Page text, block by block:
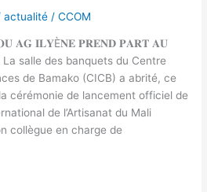
actualité /CCOM
𝐀𝐆 𝐈𝐋𝐘È𝐍𝐄 𝐏𝐑𝐄𝐍𝐃 𝐏𝐀𝐑𝐓 𝐀𝐔
salle des banquets du Centre
de Bamako (CICB) a abrité, ce
cérémonie de lancement officiel de
de l’Artisanat du Mali
collègue en charge de